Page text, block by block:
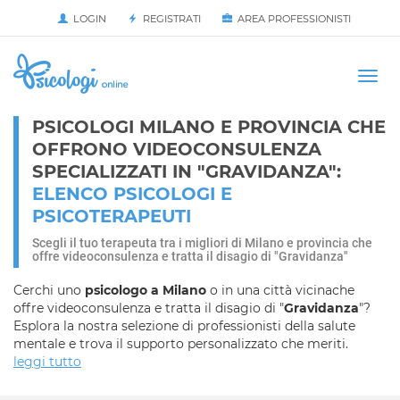
Avvia
LOGIN REGISTRATI AREA PROFESSIONISTI
PSICOLOGI MILANO E PROVINCIA CHE
OFFRONO VIDEOCONSULENZA
SPECIALIZZATI IN "GRAVIDANZA":
ELENCO PSICOLOGI E
PSICOTERAPEUTI
Scegli il tuo terapeuta tra i migliori di Milano e provincia che
offre videoconsulenza e tratta il disagio di "Gravidanza"
Cerchi uno psicologo a Milano o in una città vicinache
offre videoconsulenza e tratta il disagio di "Gravidanza"?
Esplora la nostra selezione di professionisti della salute
mentale e trova il supporto personalizzato che meriti.
leggi tutto